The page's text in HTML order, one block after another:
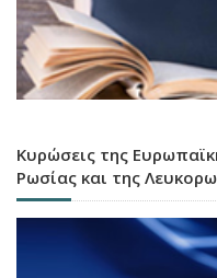
Κυρώσεις της
Ρωσίας και της